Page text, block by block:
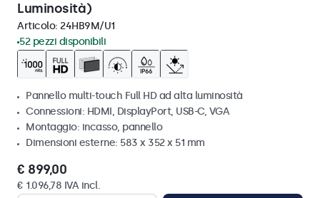
Luminosità)
Articolo: 24HB9M/U1
52 pezzi disponibili
Pannello multi-touch Full HD ad alta luminosità
Connessioni: HDMI, DisplayPort, USB-C, VGA
Montaggio: incasso, pannello
Dimensioni esterne: 583 x 352 x 51 mm
€ 899,00
€ 1.096,78 IVA incl.